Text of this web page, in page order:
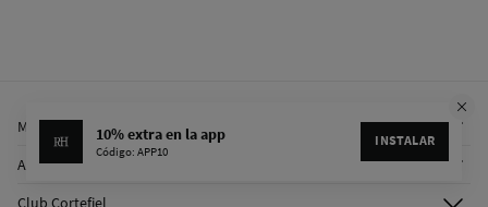
Mi cuenta
Ayuda
Club Cortefiel
10% extra en la app
Código: APP10
INSTALAR